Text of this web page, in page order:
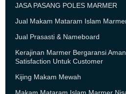
JASA PASANG POLES MARMER
Jual Makam Mataram Islam
Jual Prasasti & Nameboard
Kerajinan Marmer Bergaransi
Satisfaction Untuk Customer
Kijing Makam Mewah